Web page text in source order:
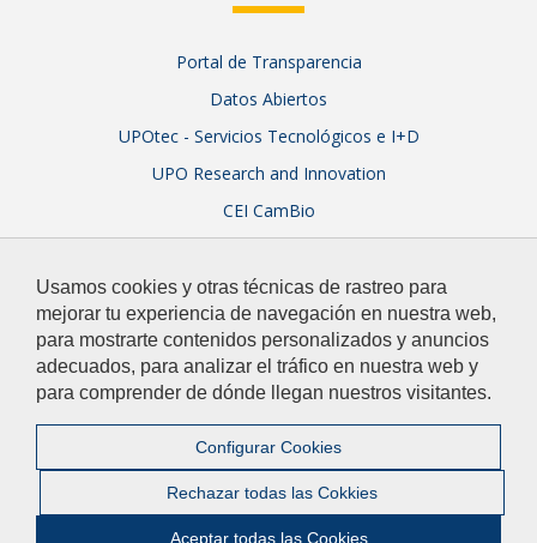
Usamos cookies y otras técnicas de rastreo para
mejorar tu experiencia de navegación en nuestra web,
para mostrarte contenidos personalizados y anuncios
adecuados, para analizar el tráfico en nuestra web y
para comprender de dónde llegan nuestros visitantes.
Configurar Cookies
Rechazar todas las Cokkies
Aceptar todas las Cookies
Portal de Transparencia
Datos Abiertos
UPOtec - Servicios Tecnológicos e I+D
UPO Research and Innovation
CEI CamBio
© 2026 Universidad Pablo de Olavide
Aviso Legal y Política de Privacidad
| Mapa web
Ir a Facebook
Ir a Twitter
Ir a Instagram
Ir a Linkedin
Ir aIr aIr a